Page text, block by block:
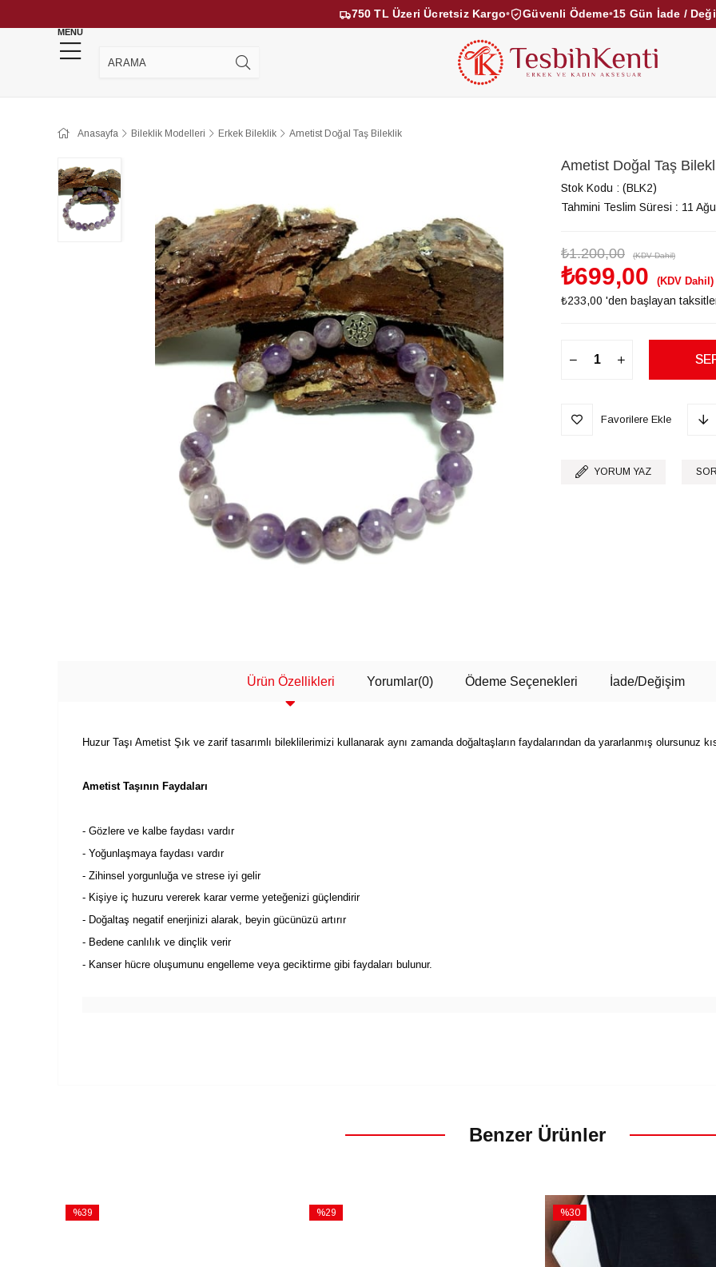
750 TL Üzeri Ücretsiz Kargo• Güvenli Ödeme•15 Gün İade /
MENU
KEHRİBAR TESBİHLER KUKA TESBİHLER
Anasayfa Bileklik Modelleri Erkek Bileklik Ametist Doğal Taş Bileklik
Ametist Doğal Taş
Stok Kodu
(BLK2)
Tahmini Teslim Süresi : 11
₺1.200,00 (KDV Dahil)
₺699,00 (KDV Dahil)
₺233,00 'den başlayan
Favorilere Ekle
YORUM YAZ
Ürün Özellikleri Yorumlar(0) Ödeme Seçenekleri İade/Değişim
Huzur Taşı Ametist Şık ve zarif tasarımlı bileklilerimizi kullanarak aynı zamanda doğaltaşların faydalarından da yararlanmış olursunuz
Ametist Taşının Faydaları
- Gözlere ve kalbe faydası vardır
- Yoğunlaşmaya faydası vardır
- Zihinsel yorgunluğa ve strese iyi gelir
- Kişiye iç huzuru vererek karar verme yeteğenizi güçlendirir
- Doğaltaş negatif enerjinizi alarak, beyin gücünüzü artırır
- Bedene canlılık ve dinçlik verir
- Kanser hücre oluşumunu engelleme veya geciktirme gibi faydaları bulunur.
Benzer Ürünler
%39
%29
%30
İndirim
%30İndirim